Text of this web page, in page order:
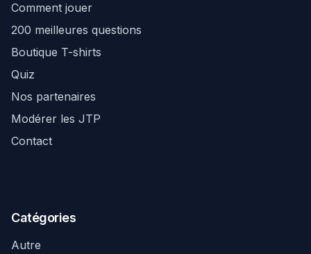
Comment jouer
200 meilleures questions
Boutique T-shirts
Quiz
Nos partenaires
Modérer les JTP
Contact
Catégories
Autre